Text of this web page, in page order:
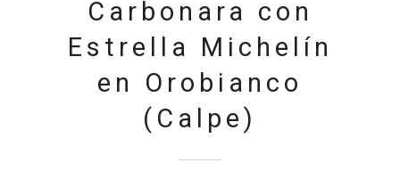
Carbonara con
Estrella Michelín
en Orobianco
(Calpe)